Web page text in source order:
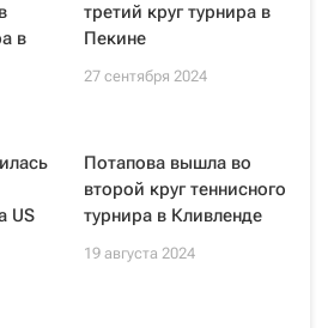
в
третий круг турнира в
Пекине
27 сентября 2024
US
Потапова вышла во
второй круг теннисного
турнира в Кливленде
19 августа 2024